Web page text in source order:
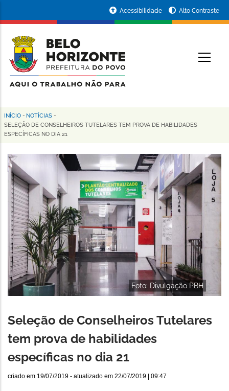
conteúdo
principal
da
Prefeitura
de
Horizonte
Acessibilidade Alto Contraste
Trilha
de
navegação
INÍCIO - NOTÍCIAS -
SELEÇÃO DE CONSELHEIROS TUTELARES TEM PROVA DE HABILIDADES
ESPECÍFICAS NO DIA 21
Foto: Divulgação PBH
Seleção de Conselheiros Tutelares
tem prova de habilidades
específicas no dia 21
criado em 19/07/2019 - atualizado em 22/07/2019 | 09:47